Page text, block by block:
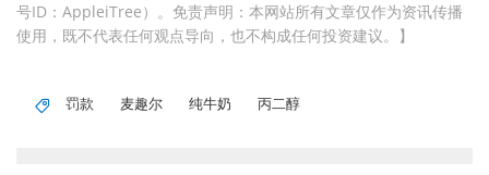
号ID：AppleiTree）。免责声明：本网站所有文章仅作为资讯传播
使用，既不代表任何观点导向，也不构成任何投资建议。】
罚款 麦趣尔 纯牛奶 丙二醇